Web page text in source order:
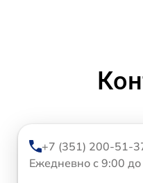
+7 (351) 200-51-
Ежедневно с 9:00